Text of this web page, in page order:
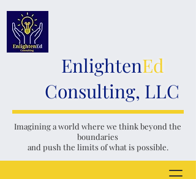
Imagining a world where we thinkbeyond the
boundaries
and push the limits of what is possible.
EnlightenEd
Consulting, LLC